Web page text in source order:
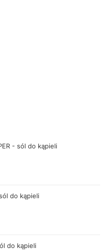
- sól do kąpieli
do kąpieli
do kąpieli